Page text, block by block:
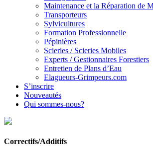
Maintenance et la Réparation de
Transporteurs
Sylvicultures
Formation Professionnelle
Pépinières
Scieries / Scieries Mobiles
Experts / Gestionnaires Forestiers
Entretien de Plans d’Eau
Elagueurs-Grimpeurs.com
S’inscrire
Nouveautés
Qui sommes-nous?
Correctifs/Additifs